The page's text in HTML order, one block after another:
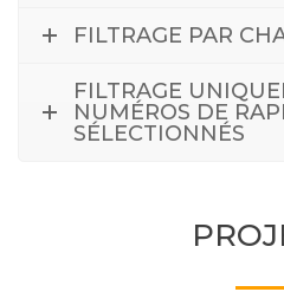
FILTRAGE PAR
FILTRAGE
NUMÉROS DE
SÉLECTIONNÉS